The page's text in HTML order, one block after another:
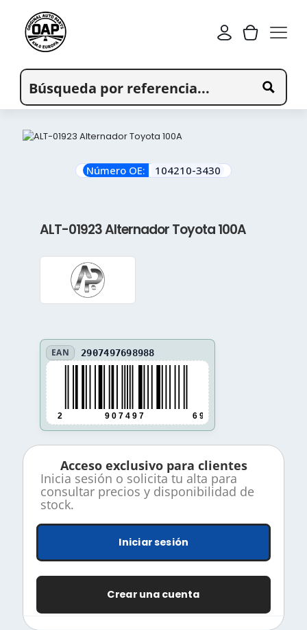
Número OE: 104210-3430
ALT-01923 Alternador Toyota 100A
EAN 2907497698988
2 9 0 7 4 9 7 6 9 8 9 8 8
Acceso exclusivo para clientes
Inicia sesión o solicita tu alta para
consultar precios y disponibilidad de
stock.
Iniciar sesión
Crear una cuenta